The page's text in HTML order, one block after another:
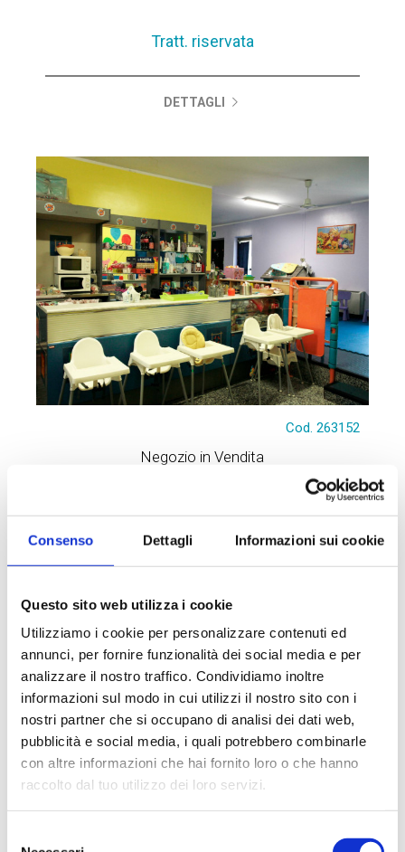
Consenso Dettagli Informazioni sui cookie
Questo sito web utilizza i cookie
Utilizziamo i cookie per personalizzare contenuti ed
annunci, per fornire funzionalità dei social media e per
analizzare il nostro traffico. Condividiamo inoltre
informazioni sul modo in cui utilizzi il nostro sito con i
nostri partner che si occupano di analisi dei dati web,
pubblicità e social media, i quali potrebbero combinarle
con altre informazioni che hai fornito loro o che hanno
raccolto dal tuo utilizzo dei loro servizi.
Tratt. riservata
DETTAGLI
Cod. 263152
Negozio in Vendita
a Peschiera Borromeo - Bellaria
Negozio e attività in vendita a Peschiera
BorromeoNegozio e attività a pieno regime in
€ 280.000
DETTAGLI